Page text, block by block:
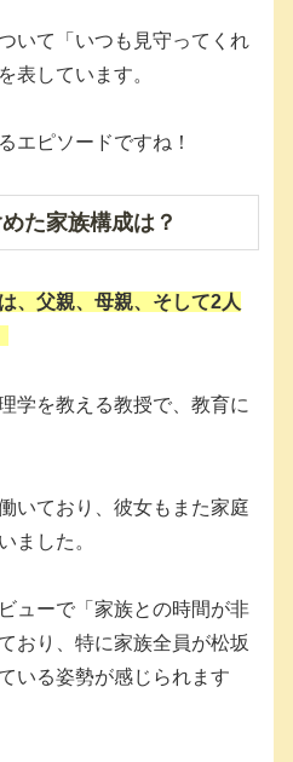
いて「いつも見守ってくれ
表しています。
エピソードですね！
た家族構成は？
、父親、母親、そして2人
学を教える教授で、教育に
いており、彼女もまた家庭
ました。
ューで「家族との時間が非
おり、特に家族全員が松坂
いる姿勢が感じられます